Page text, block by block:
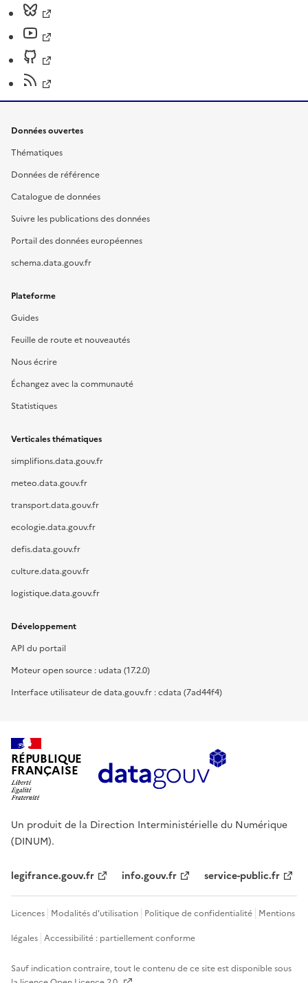
Données ouvertes
Thématiques
Données de référence
Catalogue de données
Suivre les publications des données
Portail des données européennes
schema.data.gouv.fr
Plateforme
Guides
Feuille de route et nouveautés
Nous écrire
Échangez avec la communauté
Statistiques
Verticales thématiques
simplifions.data.gouv.fr
meteo.data.gouv.fr
transport.data.gouv.fr
ecologie.data.gouv.fr
defis.data.gouv.fr
culture.data.gouv.fr
logistique.data.gouv.fr
Développement
API du portail
Moteur open source : udata (17.2.0)
Interface utilisateur de data.gouv.fr : cdata (7ad44f4)
RÉPUBLIQUE
FRANÇAISE
Un produit de la Direction Interministérielle du Numérique
(DINUM).
legifrance.gouv.fr info.gouv.fr service-public.fr
Licences Modalités d'utilisation Politique de confidentialité Mentions
légales Accessibilité : partiellement conforme
Sauf indication contraire, tout le contenu de ce site est disponible sous